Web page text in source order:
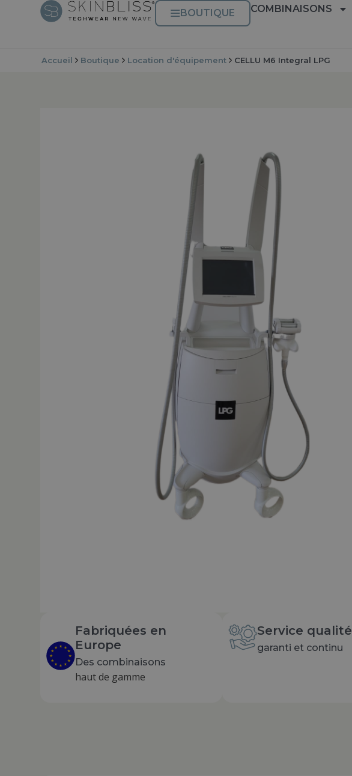
BOUTIQUE COMBINAISONS
Accueil Boutique Location d'équipement CELLU M6 Integral LPG
Fabriquées en
Europe
Des combinaisons
haut de gamme
Service qualité
garanti et continu